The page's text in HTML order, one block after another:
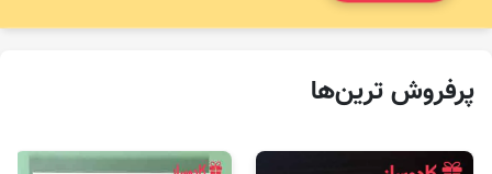
پرفروش‌ ترین‌ها